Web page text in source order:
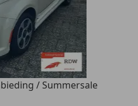
/ Summersale